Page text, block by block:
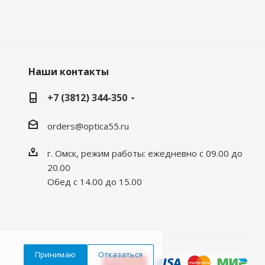
Наши контакты
+7 (3812) 344-350
orders@optica55.ru
г. Омск, режим работы: ежедневно с 09.00 до
20.00
Обед с 14.00 до 15.00
Принимаю Отказаться